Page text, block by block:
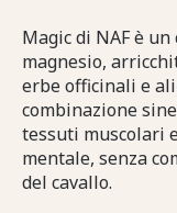
Magic di NAF è
magnesio,
erbe officinali e
combinazione
tessuti muscolari
mentale, senza
del cavallo.